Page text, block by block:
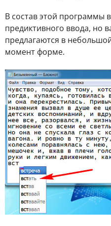
В состав этой программы
предиктивного ввода, но
предлагаются в
момент форме.